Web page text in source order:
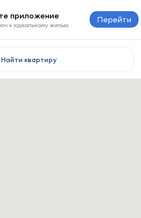
приложение
к идеальному жилью
Перейти
Найти квартиру
отели и жильё